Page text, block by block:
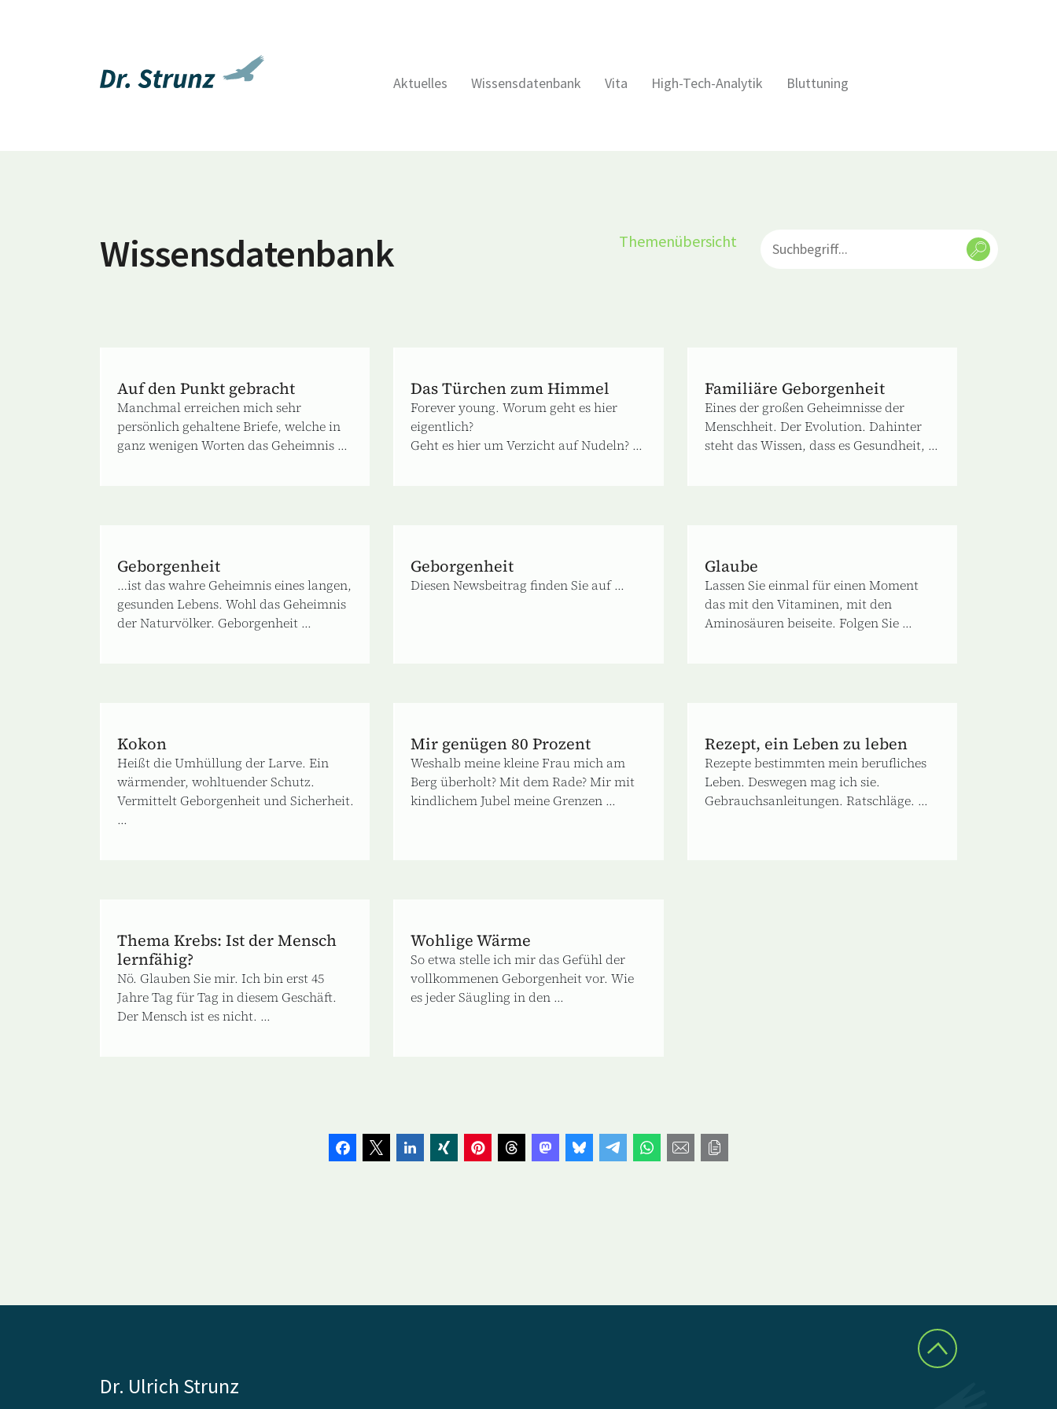
Aktuelles Wissensdatenbank Vita High-Tech-Analytik Bluttuning
Wissensdatenbank Themenübersicht
Auf den Punkt gebracht
Manchmal erreichen mich sehr
persönlich gehaltene Briefe, welche in
ganz wenigen Worten das Geheimnis ...
Das Türchen zum Himmel
Forever young. Worum geht es hier
eigentlich?
Geht es hier um Verzicht auf Nudeln? ...
Familiäre Geborgenheit
Eines der großen Geheimnisse der
Menschheit. Der Evolution. Dahinter
steht das Wissen, dass es Gesundheit, ...
Geborgenheit
…ist das wahre Geheimnis eines langen,
gesunden Lebens. Wohl das Geheimnis
der Naturvölker. Geborgenheit ...
Geborgenheit
Diesen Newsbeitrag finden Sie auf ...
Glaube
Lassen Sie einmal für einen Moment
das mit den Vitaminen, mit den
Aminosäuren beiseite. Folgen Sie ...
Kokon
Heißt die Umhüllung der Larve. Ein
wärmender, wohltuender Schutz.
Vermittelt Geborgenheit und Sicherheit.
...
Mir genügen 80 Prozent
Weshalb meine kleine Frau mich am
Berg überholt? Mit dem Rade? Mir mit
kindlichem Jubel meine Grenzen ...
Rezept, ein Leben zu leben
Rezepte bestimmten mein berufliches
Leben. Deswegen mag ich sie.
Gebrauchsanleitungen. Ratschläge. ...
Thema Krebs: Ist der Mensch
lernfähig?
Nö. Glauben Sie mir. Ich bin erst 45
Jahre Tag für Tag in diesem Geschäft.
Der Mensch ist es nicht. ...
Wohlige Wärme
So etwa stelle ich mir das Gefühl der
vollkommenen Geborgenheit vor. Wie
es jeder Säugling in den ...
Dr. Ulrich Strunz